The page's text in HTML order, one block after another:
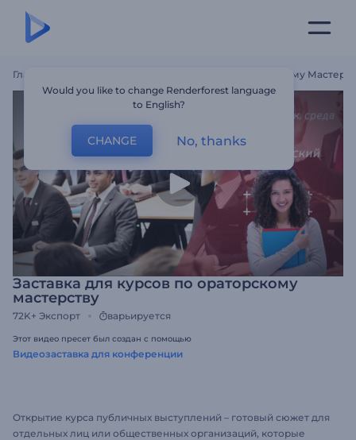
Главная Заставка Для Курсов По Ораторскому
Заставка для курсов по ораторскому
мастерству
72K+ Экспорт варьируется
Этот видео пресет был создан с помощью
Видеозаставка для конференции
Открытие курса публичных выступлений – готовый сюжет для
отдельных лиц или общественных организаций, которые
Would you like to change Renderforest language
to English?
CHANGE No, thanks